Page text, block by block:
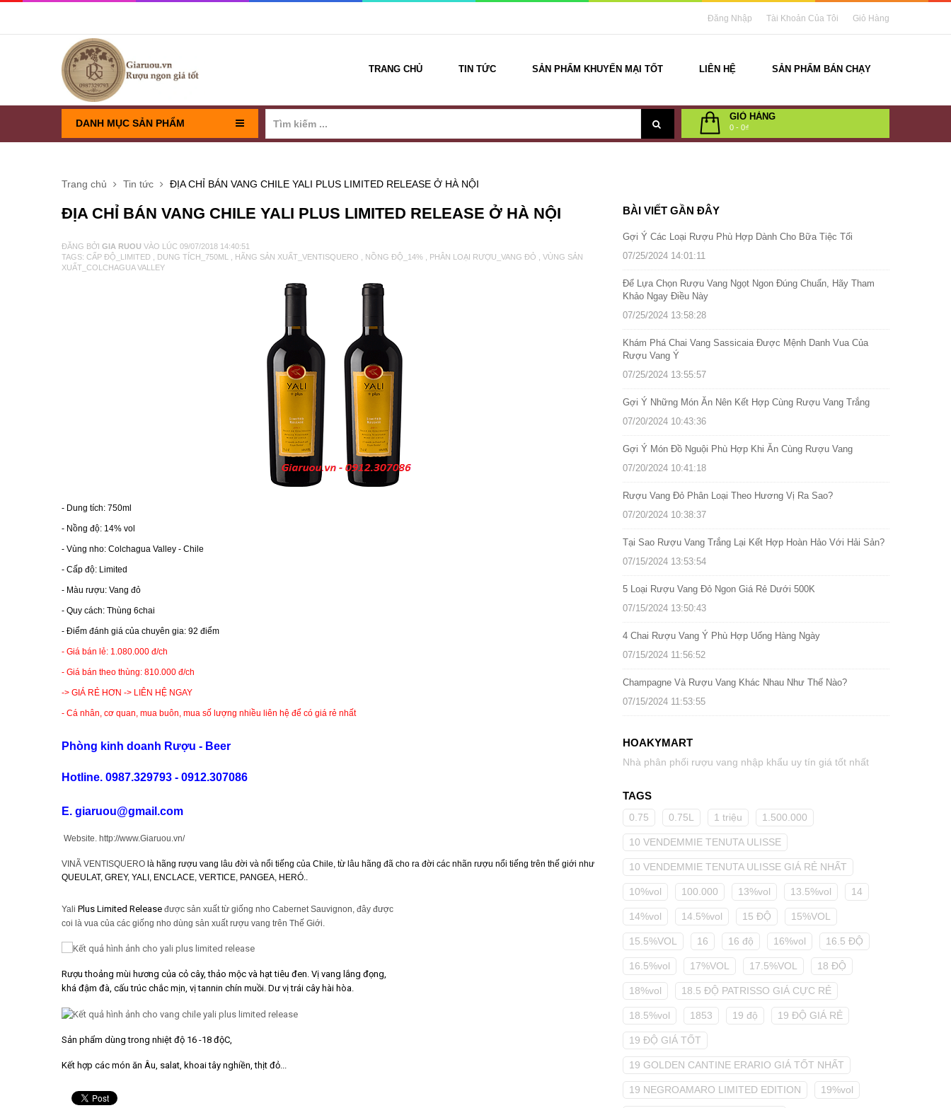
Đăng Nhập Tài Khoản Của Tôi Giỏ Hàng
TRANG CHỦ TIN TỨC SẢN PHẨM KHUYẾN MẠI TỐT LIÊN HỆ SẢN PHẨM BÁN CHẠY
DANH MỤC SẢN PHẨM
RƯỢU VANG CHILE
RƯỢU VANG Ý
RƯỢU SỮA
RƯỢU COGNAC
TRỐNG RƯỢU
Vang Newzeland giá rẻ nhất
Rượu Vang Argentina
Rượu Vang BỒ ĐÀO NHA
CỰC RẺ
GIỎ HÀNG
0 - 0₫
Trang chủ Tin tức ĐỊA CHỈ BÁN VANG CHILE YALI PLUS LIMITED RELEASE Ở HÀ NỘI
ĐỊA CHỈ BÁN VANG CHILE YALI PLUS LIMITED RELEASE Ở HÀ NỘI
ĐĂNG BỞI GIA RUOU VÀO LÚC 09/07/2018 14:40:51
TAGS: CẤP ĐỘ_LIMITED DUNG TÍCH_750ML HÃNG SẢN XUẤT_VENTISQUERO NỒNG ĐỘ_14% PHÂN LOẠI RƯỢU_VANG ĐỎ
VÙNG SẢN
XUẤT_COLCHAGUA VALLEY
- Dung tích: 750ml
- Nồng độ: 14% vol
- Vùng nho: Colchagua Valley - Chile
- Cấp độ: Limited
- Màu rượu: Vang đỏ
- Quy cách: Thùng 6chai
- Điểm đánh giá của chuyên gia: 92 điểm
- Giá bán lẻ: 1.080.000 đ/ch
- Giá bán theo thùng: 810.000 đ/ch
-> GIÁ RẺ HƠN -> LIÊN HỆ NGAY
- Cá nhân, cơ quan, mua buôn, mua số lượng nhiều liên hệ để có giá rẻ nhất
Phòng kinh doanh Rượu - Beer
Hotline. 0987.329793 - 0912.307086
E. giaruou@gmail.com
Website. http://www.Giaruou.vn/
VINÃ VENTISQUERO là hãng rượu vang lâu đời và nổi tiếng của Chile, từ lâu hãng đã cho ra đời các nhãn rượu nổi tiếng trên thế giới như
QUEULAT, GREY, YALI, ENCLACE, VERTICE, PANGEA, HERÓ..
Yali Plus Limited Release được sản xuất từ giống nho Cabernet Sauvignon, đây được
coi là vua của các giống nho dùng sản xuất rượu vang trên Thế Giới.
Rượu thoảng mùi hương của cỏ cây, thảo mộc và hạt tiêu đen. Vị vang lắng đọng,
khá đậm đà, cấu trúc chắc mịn, vị tannin chín muồi. Dư vị trái cây hài hòa.
Sản phẩm dùng trong nhiệt độ 16 -18 độC,
Kết hợp các món ăn Âu, salat, khoai tây nghiền, thịt đỏ...
BÀI VIẾT GẦN ĐÂY
Gợi Ý Các Loại Rượu Phù Hợp Dành Cho Bữa Tiệc Tối
07/25/2024 14:01:11
Để Lựa Chọn Rượu Vang Ngọt Ngon Đúng Chuẩn, Hãy Tham
Khảo Ngay Điều Này
07/25/2024 13:58:28
Khám Phá Chai Vang Sassicaia Được Mệnh Danh Vua Của
Rượu Vang Ý
07/25/2024 13:55:57
Gợi Ý Những Món Ăn Nên Kết Hợp Cùng Rượu Vang Trắng
07/20/2024 10:43:36
Gợi Ý Món Đồ Nguội Phù Hợp Khi Ăn Cùng Rượu Vang
07/20/2024 10:41:18
Rượu Vang Đỏ Phân Loại Theo Hương Vị Ra Sao?
07/20/2024 10:38:37
Tại Sao Rượu Vang Trắng Lại Kết Hợp Hoàn Hảo Với Hải Sản?
07/15/2024 13:53:54
5 Loại Rượu Vang Đỏ Ngon Giá Rẻ Dưới 500K
07/15/2024 13:50:43
4 Chai Rượu Vang Ý Phù Hợp Uống Hàng Ngày
07/15/2024 11:56:52
Champagne Và Rượu Vang Khác Nhau Như Thế Nào?
07/15/2024 11:53:55
HOAKYMART
Nhà phân phối rượu vang nhập khẩu uy tín giá tốt nhất
TAGS
0.75 0.75L 1 triệu 1.500.000
10 VENDEMMIE TENUTA ULISSE
10 VENDEMMIE TENUTA ULISSE GIÁ RẺ NHẤT
10%vol 100.000 13%vol 13.5%vol 14
14%vol 14.5%vol 15 ĐỘ 15%VOL
15.5%VOL 16 16 độ 16%vol 16.5 ĐỘ
16.5%vol 17%VOL 17.5%VOL 18 ĐỘ
18%vol 18.5 ĐỘ PATRISSO GIÁ CỰC RẺ
18.5%vol 1853 19 độ 19 ĐỘ GIÁ RẺ
19 ĐỘ GIÁ TỐT
19 GOLDEN CANTINE ERARIO GIÁ TỐT NHẤT
19 NEGROAMARO LIMITED EDITION 19%vol